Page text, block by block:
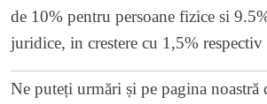
de 10% pentru persoane fizice si
juridice, in crestere cu 1,5% respectiv
Ne puteți urmări și pe pagina noastră